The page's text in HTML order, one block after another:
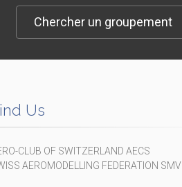
Chercher un groupement
Us
CLUB OF SWITZERLAND AECS
AEROMODELLING FEDERATION SMV